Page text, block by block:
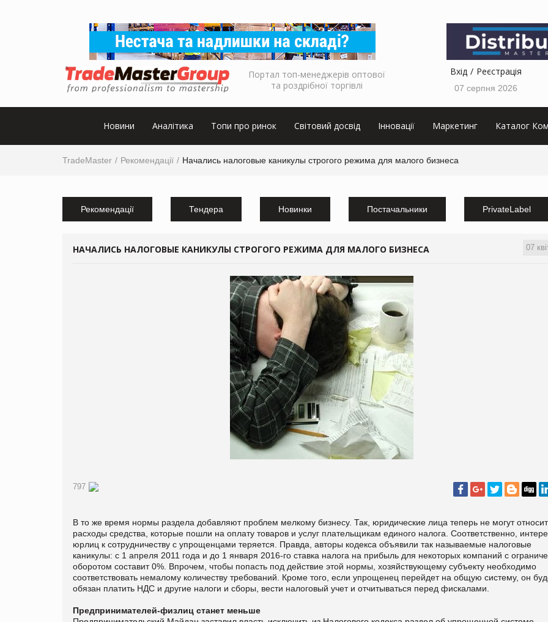
Портал топ-менеджерів оптової
та роздрібної торгівлі
Вхід Реєстрація
07 серпня 2026
Новини Аналітика Топи про ринок Світовий досвід Інновації Маркетинг Каталог
TradeMaster Рекомендації Начались налоговые каникулы строгого режима для малого бизнеса
Рекомендації Тендера Новинки Постачальники PrivateLabel
07
НАЧАЛИСЬ НАЛОГОВЫЕ КАНИКУЛЫ СТРОГОГО РЕЖИМА ДЛЯ МАЛОГО БИЗНЕСА
797
В то же время нормы раздела добавляют проблем мелкому бизнесу. Так, юридические лица теперь не могут
расходы средства, которые пошли на оплату товаров и услуг плательщикам единого налога. Соответственно,
юрлиц к сотрудничеству с упрощенцами теряется. Правда, авторы кодекса объявили так называемые налоговые
каникулы: с 1 апреля 2011 года и до 1 января 2016-го ставка налога на прибыль для некоторых компаний с
оборотом составит 0%. Впрочем, чтобы попасть под действие этой нормы, хозяйствующему субъекту необходимо
соответствовать немалому количеству требований. Кроме того, если упрощенец перейдет на общую систему, он
обязан платить НДС и другие налоги и сборы, вести налоговый учет и отчитываться перед фискалами.
Предпринимателей-физлиц станет меньше